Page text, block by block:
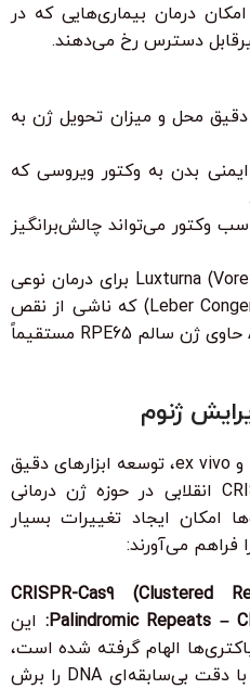
درمان بیماری‌هایی که در
دسترس رخ می‌دهند.
محل و میزان تحویل ژن به
بدن به وکتور ویروسی که
وکتور می‌تواند چالش‌برانگیز
Luxturna (Voretigene neparvovec) برای درمان نوعی
نابینایی ارثی (Leber Congenital Amaurosis) که ناشی از نقص
در ژن RPE65 است. وکتور AAV حاوی ژن سالم RPE65 مستقیماً
ژنوم
جدای از رویکردهای کلی in vivo و ex vivo، توسعه ابزارهای دقیق
ویرایش ژنوم مانند CRISPR-Cas9 انقلابی در حوزه ژن درمانی
امکان ایجاد تغییرات بسیار
CRISPR-Cas9 (Clustered
Palindromic Repeats – این
الهام گرفته شده است،
به دانشمندان اجازه می‌دهد تا با دقت بی‌سابقه‌ای DNA را برش